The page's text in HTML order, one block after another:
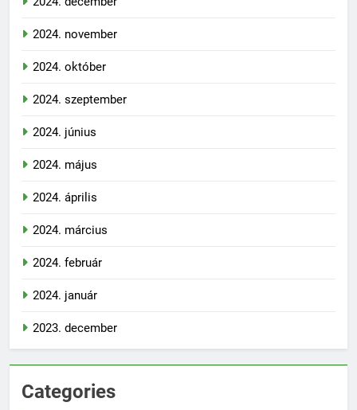
2024. november
2024. október
2024. szeptember
2024. június
2024. május
2024. április
2024. március
2024. február
2024. január
2023. december
Categories